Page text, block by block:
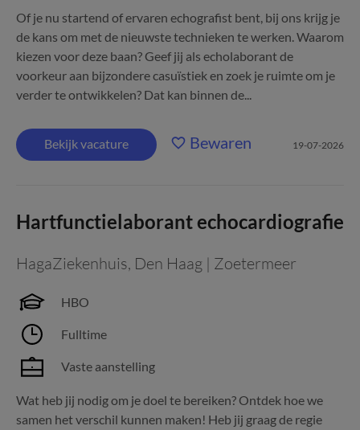
Of je nu startend of ervaren echografist bent, bij ons krijg je
de kans om met de nieuwste technieken te werken. Waarom
kiezen voor deze baan? Geef jij als echolaborant de
voorkeur aan bijzondere casuïstiek en zoek je ruimte om je
verder te ontwikkelen? Dat kan binnen de...
Bekijk vacature Bewaren 19-07-2026
Hartfunctielaborant echocardiografie
HagaZiekenhuis, Den Haag | Zoetermeer
HBO
Fulltime
Vaste aanstelling
Wat heb jij nodig om je doel te bereiken? Ontdek hoe we
samen het verschil kunnen maken! Heb jij graag de regie